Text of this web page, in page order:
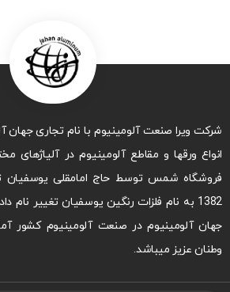
شرکت ویرا صنعت آلومینیوم با نام تجاری جهان
فروشگاه شمس توسط حاج امامقلی
1382 به نام فلزات رنگین یوسفیان تغییر نام
جهان آلومینیوم در صنعت آلومینیوم کشور
وطنان عزیز میباشد.